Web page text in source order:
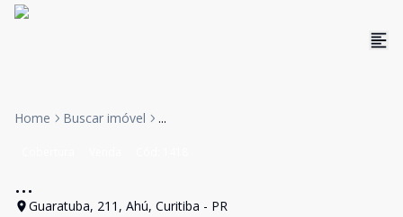
Home Buscar imóvel ...
...
Guaratuba, 211, Ahú, Curitiba - PR